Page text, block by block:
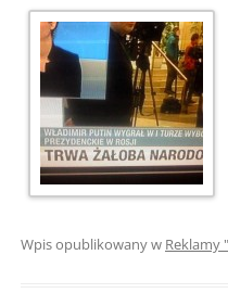
Wpis opublikowany w Reklamy